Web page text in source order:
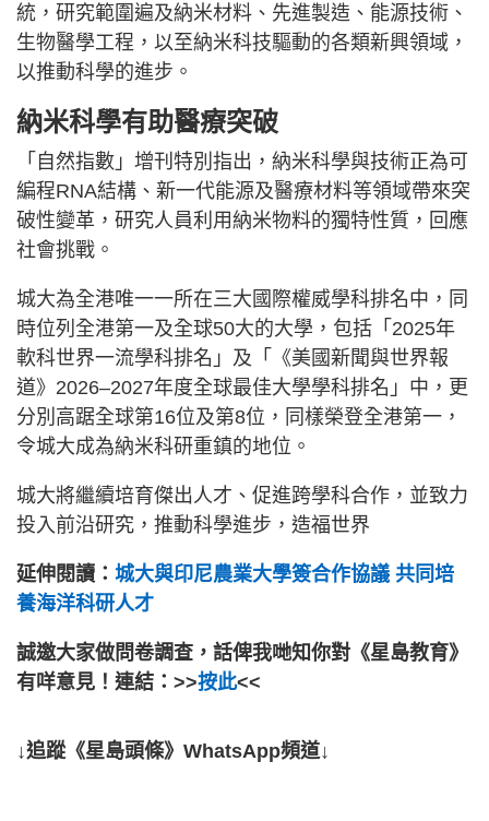
統，研究範圍遍及納米材料、先進製造、能源技術、
生物醫學工程，以至納米科技驅動的各類新興領域，
以推動科學的進步。
納米科學有助醫療突破
「自然指數」增刊特別指出，納米科學與技術正為可
編程RNA結構、新一代能源及醫療材料等領域帶來突
破性變革，研究人員利用納米物料的獨特性質，回應
社會挑戰。
城大為全港唯一一所在三大國際權威學科排名中，同
時位列全港第一及全球50大的大學，包括「2025年
軟科世界一流學科排名」及「《美國新聞與世界報
道》2026–2027年度全球最佳大學學科排名」中，更
分別高踞全球第16位及第8位，同樣榮登全港第一，
令城大成為納米科研重鎮的地位。
城大將繼續培育傑出人才、促進跨學科合作，並致力
投入前沿研究，推動科學進步，造福世界
延伸閱讀： 城大與印尼農業大學簽合作協議 共同培
養海洋科研人才
誠邀大家做問卷調查，話俾我哋知你對《星島教育》
有咩意見！連結：>>按此<<
↓追蹤《星島頭條》WhatsApp頻道↓